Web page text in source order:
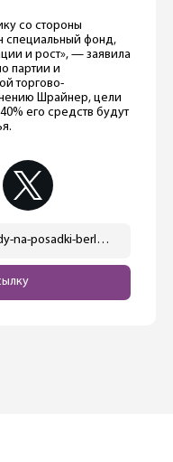
со стороны
специальный фонд,
и рост», — заявила
партии и
торгово-
Шрайнер, цели
его средств будут
https://ostwest.tv/news/milliardy-na-posadki-berlin-hochet-udvoit-chislo-derevev/